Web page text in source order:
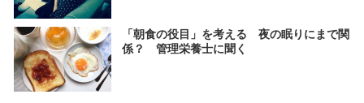
「朝食の役目」を考える 夜の眠りにまで関
係？ 管理栄養士に聞く